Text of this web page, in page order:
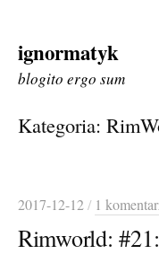
Skip
to
ignormatyk
blogito ergo sum
Kategoria:
2017-12-12/ 1
Rimworld: